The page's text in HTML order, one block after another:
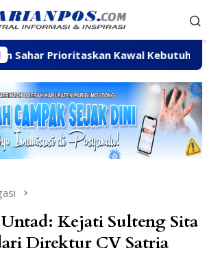
Kawal Kebutuhan Dasar
Kejati Sulteng Sita
Direktur CV Satria